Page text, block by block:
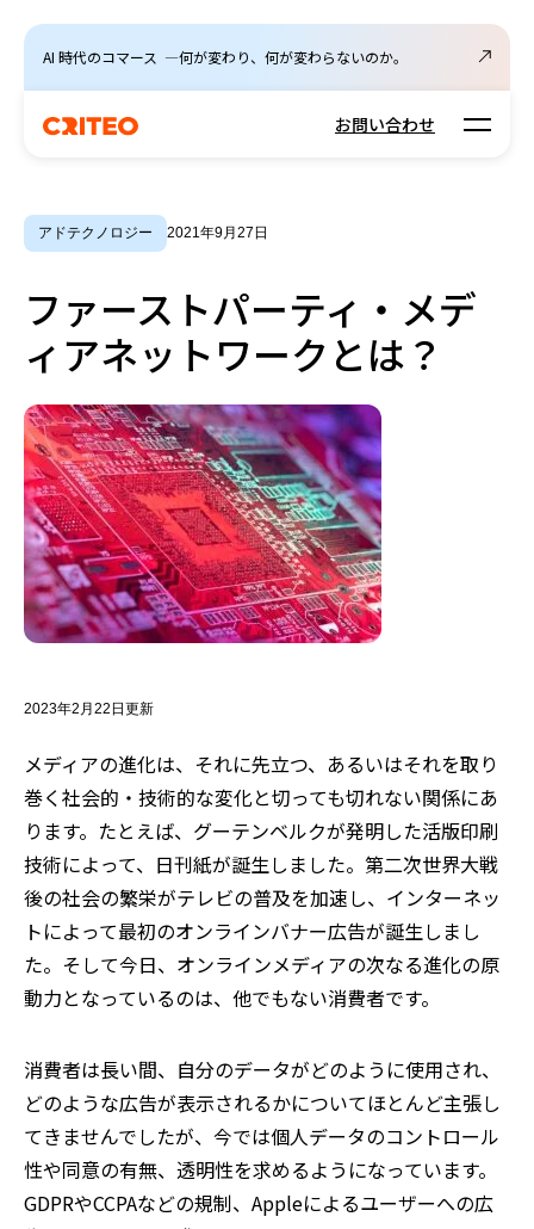
AI 時代のコマース ―何が変わり、何が変わらないのか。
お問い合わせ Open
アドテクノロジー 2021年9月27日
ファーストパーティ・メデ
ィアネットワークとは？
2023年2月22日更新
メディアの進化は、それに先立つ、あるいはそれを取り
巻く社会的・技術的な変化と切っても切れない関係にあ
ります。たとえば、グーテンベルクが発明した活版印刷
技術によって、日刊紙が誕生しました。第二次世界大戦
後の社会の繁栄がテレビの普及を加速し、インターネッ
トによって最初のオンラインバナー広告が誕生しまし
た。そして今日、オンラインメディアの次なる進化の原
動力となっているのは、他でもない消費者です。
消費者は長い間、自分のデータがどのように使用され、
どのような広告が表示されるかについてほとんど主張し
てきませんでしたが、今では個人データのコントロール
性や同意の有無、透明性を求めるようになっています。
GDPRやCCPAなどの規制、Appleによるユーザーへの広